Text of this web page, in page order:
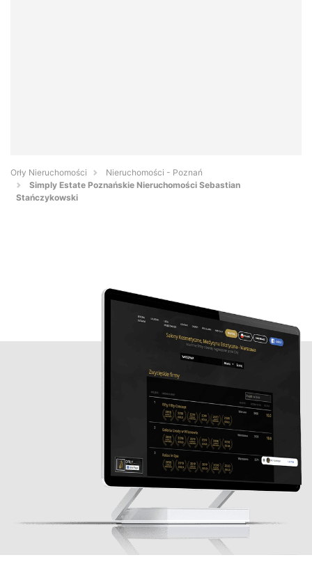
Orły Nieruchomości
Nieruchomości - Poznań
Simply Estate Poznańskie Nieruchomości Sebastian
Stańczykowski